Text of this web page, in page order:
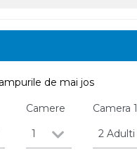
de mai jos
Camere
1
Camera1
2 Adulti